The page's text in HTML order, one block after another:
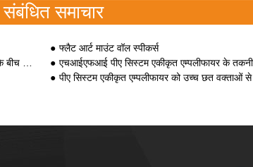
संबंधित समाचार
फ्लैट आर्ट माउंट वॉल स्पीकर्स
अंतर
एचआईएफआई पीए सिस्टम एकीकृत एम्पलीफायर के
पीए सिस्टम एकीकृत एम्पलीफायर को उच्च छत